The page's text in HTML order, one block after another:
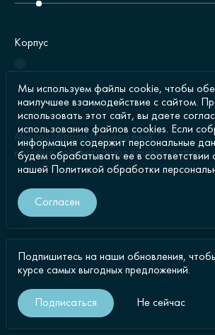
Корпус
Мы подобрали 0 помещений
которые соответствуют вашему запросу
Сортировка
Подпишитесь на наши обновления,
курсе самых выгодных предложений.
Подписаться Не сейчас
Мы используем файлы cookie, чтобы
наилучшее взаимодействие с сайтом.
использовать этот сайт, вы даете
использование файлов cookies. Если
информация содержит персональные
будем обрабатывать ее в соответствии
нашей
Политикой обработки
Согласен